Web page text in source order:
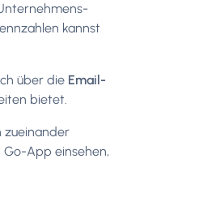
kannst
über die Email-
bietet.
zueinander
App einsehen,